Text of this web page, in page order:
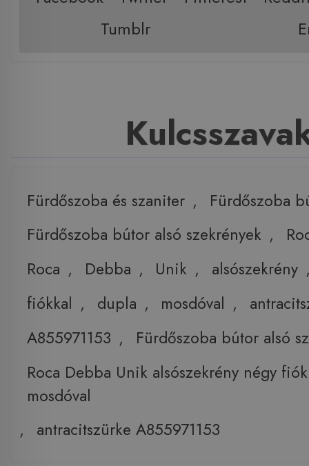
Tumblr
Fürdőszoba és szaniter ,
Fürdőszoba
Fürdőszoba bútor alsó szekrények ,
Roca , Debba , Unik , alsószekrény
fiókkal , dupla , mosdóval ,
A855971153 ,
Fürdőszoba bútor alsó
Roca Debba Unik alsószekrény négy
mosdóval
,
antracitszürke A855971153